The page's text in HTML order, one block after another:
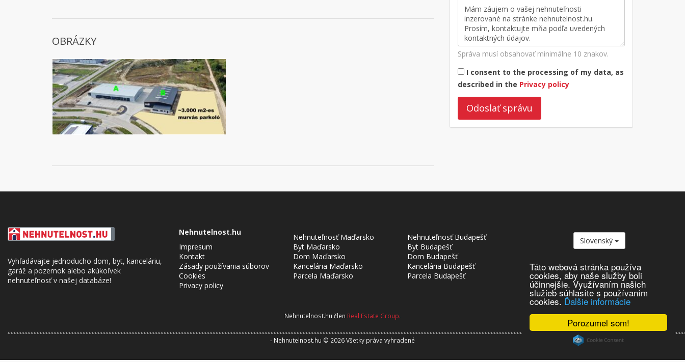
Porozumel som!
Táto webová stránka používa
cookies, aby naše služby boli
účinnejšie. Využívaním našich
služieb súhlasíte s používaním
cookies. Ďalšie informácie
Správa musí obsahovať minimálne 10 znakov.
I consent to the processing of my data, as
described in the Privacy policy
Odoslať správu
OBRÁZKY
Vyhľadávajte jednoducho dom, byt, kanceláriu,
garáž a pozemok alebo akúkoľvek
nehnuteľnosť v našej databáze!
Nehnutelnost.hu
Impresum
Kontakt
Zásady používania súborov
Cookies
Privacy policy
Nehnuteľnosť Maďarsko
Byt Maďarsko
Dom Maďarsko
Kancelária Maďarsko
Parcela Maďarsko
Nehnuteľnosť Budapešť
Byt Budapešť
Dom Budapešť
Kancelária Budapešť
Parcela Budapešť
Slovenský
Nehnutelnost.hu člen Real Estate Group.
- Nehnutelnost.hu © 2026 Všetky práva vyhradené